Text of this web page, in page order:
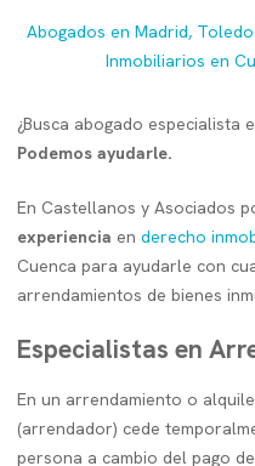
Abogados en Madrid,
Inmobiliarios en
¿Busca abogado especialista
Podemos ayudarle.
En Castellanos y Asociados
experiencia en derecho
Cuenca para ayudarle con
arrendamientos de bienes
Especialistas en
En un arrendamiento o
(arrendador) cede
persona a cambio del pago